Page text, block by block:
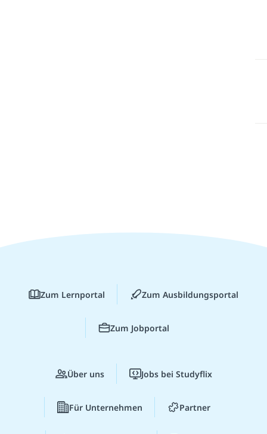
Zum Lernportal Zum Ausbildungsportal
Zum Jobportal
Über uns Jobs bei Studyflix
Für Unternehmen Partner